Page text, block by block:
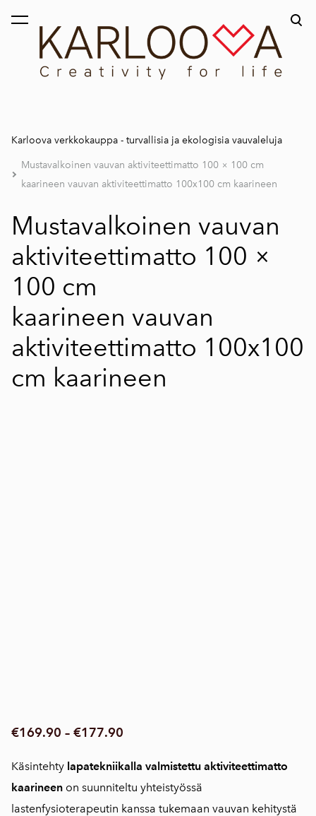
on lisätty ostoskoriin. Katso ostoskoria
Karloova verkkokauppa - turvallisia ja ekologisia vauvaleluja
Mustavalkoinen vauvan aktiviteettimatto 100 × 100 cm
kaarineen vauvan aktiviteettimatto 100x100 cm kaarineen
Mustavalkoinen vauvan
aktiviteettimatto 100 ×
100 cm
kaarineen vauvan
aktiviteettimatto 100x100
cm kaarineen
€169.90 – €177.90
Käsintehty lapatekniikalla valmistettu aktiviteettimatto
kaarineen on suunniteltu yhteistyössä
lastenfysioterapeutin kanssa tukemaan vauvan kehitystä